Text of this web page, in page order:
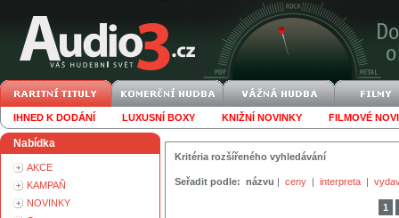
IHNED K DODÁNÍ LUXUSNÍ BOXY KNIŽNÍ NOVINKY FILMOVÉ
Nabídka
AKCE
KAMPAŇ
NOVINKY
Kritéria rozšířeného vyhledávání
Seřadit podle: názvu | ceny | interpreta |
1